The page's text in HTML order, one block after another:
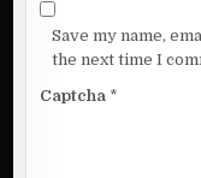
Save my name,
the next time I
Captcha *